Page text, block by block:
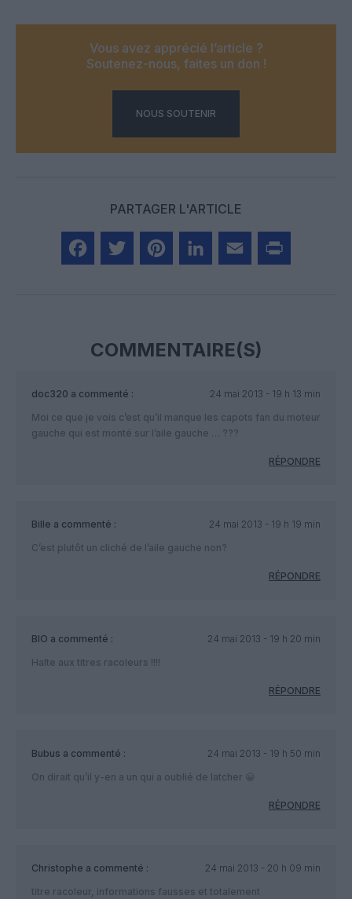
Vous avez apprécié l’article ?
Soutenez-nous, faites un don !
NOUS SOUTENIR
PARTAGER L'ARTICLE
COMMENTAIRE(S)
doc320 a commenté :
24 mai 2013 - 19 h 13 min
Moi ce que je vois c’est qu’il manque les capots fan du moteur
gauche qui est monté sur l’aile gauche … ???
RÉPONDRE
Bille a commenté :
24 mai 2013 - 19 h 19 min
C’est plutôt un cliché de l’aile gauche non?
RÉPONDRE
BIO a commenté :
24 mai 2013 - 19 h 20 min
Halte aux titres racoleurs !!!!
RÉPONDRE
Bubus a commenté :
24 mai 2013 - 19 h 50 min
On dirait qu’il y-en a un qui a oublié de latcher 😀
RÉPONDRE
Christophe a commenté :
24 mai 2013 - 20 h 09 min
titre racoleur, informations fausses et totalement